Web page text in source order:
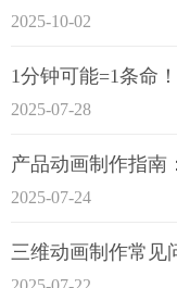
2025-10-02
2025-07-28
产品动画制作指南
2025-07-24